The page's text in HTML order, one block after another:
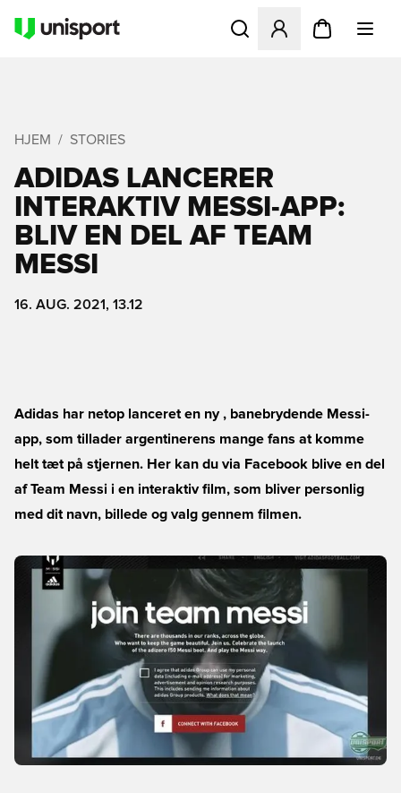
Åbner en Modal til at
HJEM STORIES
ADIDAS LANCERER
INTERAKTIV MESSI-APP:
BLIV EN DEL AF TEAM
MESSI
16. AUG. 2021, 13.12
Adidas har netop lanceret en ny , banebrydende Messi-
app, som tillader argentinerens mange fans at komme
helt tæt på stjernen. Her kan du via Facebook blive en del
af Team Messi i en interaktiv film, som bliver personlig
med dit navn, billede og valg gennem filmen.